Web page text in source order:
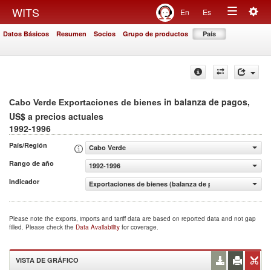
WITS En Es
Toggle
Datos Básicos Resumen Socios Grupo de productos País
Cabo Verde Exportaciones de bienes in balanza de pagos,
US$ a precios actuales
1992-1996
País/Región
Cabo Verde
Rango de año
1992-1996
Indicador
Exportaciones de bienes (balanza de pagos, US$ a
Please note the exports, imports and tariff data are based on reported data and not gap
filled. Please check the Data Availability for coverage.
VISTA DE GRÁFICO